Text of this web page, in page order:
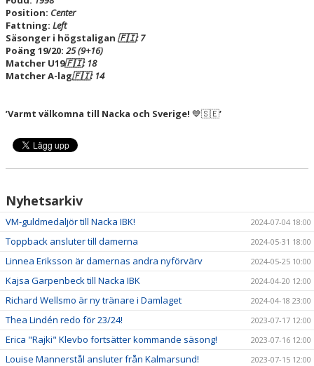
Position: Center
Fattning: Left
Säsonger i högstaligan 🇫🇮: 7
Poäng 19/20: 25 (9+16)
Matcher U19🇫🇮: 18
Matcher A-lag🇫🇮: 14
’Varmt välkomna till Nacka och Sverige! 💙🇸🇪’
Nyhetsarkiv
VM-guldmedaljör till Nacka IBK! 2024-07-04 18:00
Toppback ansluter till damerna 2024-05-31 18:00
Linnea Eriksson är damernas andra nyförvärv 2024-05-25 10:00
Kajsa Garpenbeck till Nacka IBK 2024-04-20 12:00
Richard Wellsmo är ny tränare i Damlaget 2024-04-18 23:00
Thea Lindén redo för 23/24! 2023-07-17 12:00
Erica "Rajki" Klevbo fortsätter kommande säsong! 2023-07-16 12:00
Louise Mannerstål ansluter från Kalmarsund! 2023-07-15 12:00